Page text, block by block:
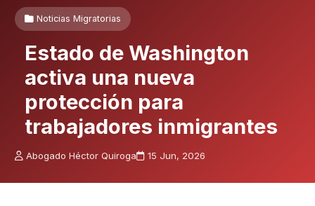
Noticias Migratorias
Estado de Washington
activa una nueva
protección para
trabajadores inmigrantes
Abogado Héctor Quiroga 15 Jun, 2026